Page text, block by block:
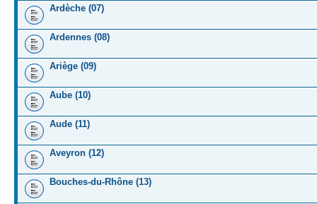
Ardèche (07)
Ardennes (08)
Ariège (09)
Aube (10)
Aude (11)
Aveyron (12)
Bouches-du-Rhône (13)